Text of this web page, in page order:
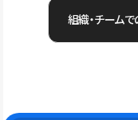
組織・チーム